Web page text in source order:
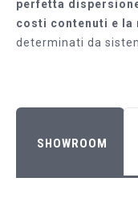
perfetta
costi contenuti e
determinati da
SHOWROOM